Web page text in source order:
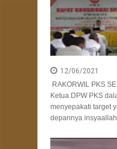
12/06/2021
RAKORWIL PKS
Ketua DPW PKS
menyepakati target
depannya